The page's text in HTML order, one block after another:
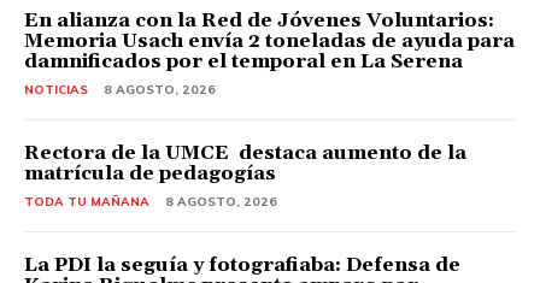
En alianza con la Red de Jóvenes Voluntarios:
Memoria Usach envía 2 toneladas de ayuda para
damnificados por el temporal en La Serena
NOTICIAS 8 AGOSTO, 2026
Rectora de la UMCE destaca aumento de la
matrícula de pedagogías
TODA TU MAÑANA 8 AGOSTO, 2026
La PDI la seguía y fotografiaba: Defensa de